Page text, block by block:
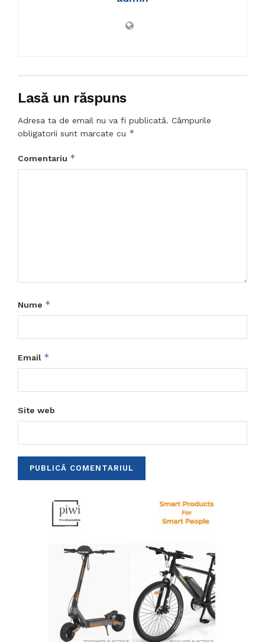
Lasă un răspuns
Adresa ta de email nu va fi publicată. Câmpurile
obligatorii sunt marcate cu *
Comentariu *
Nume *
Email *
Site web